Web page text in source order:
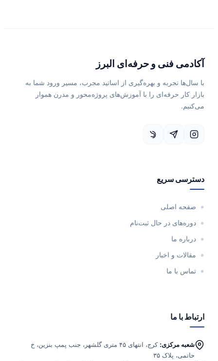
آکادمی فنی و حرفه‌ای البرز
با سال‌ها تجربه و بهره‌گیری از اساتید مجرب، مسیر ورود شما به
بازار کار حرفه‌ای را با آموزش‌های پروژه‌محور و مدرن هموار
می‌کنیم.
دسترسی سریع
صفحه اصلی
دوره‌های در حال ثبت‌نام
درباره ما
مقالات و اخبار
تماس با ما
ارتباط با ما
شعبه مرکزی:
کرج، انتهای ۴۵ متری گلشهر، جنب پمپ بنزین، خ
حاتمی، پلاک ۳۵